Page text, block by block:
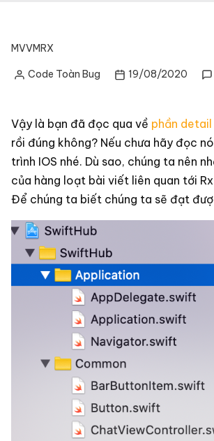
MVVMRX
PostedCode Toàn Bug 19/08/2020
Vậy là bạn đã đọc qua về phần
rồi đúng không? Nếu chưa hãy đọc
trình IOS nhé. Dù sao, chúng ta nên
của hàng loạt bài viết liên quan tới
Để chúng ta biết chúng ta sẽ đạt